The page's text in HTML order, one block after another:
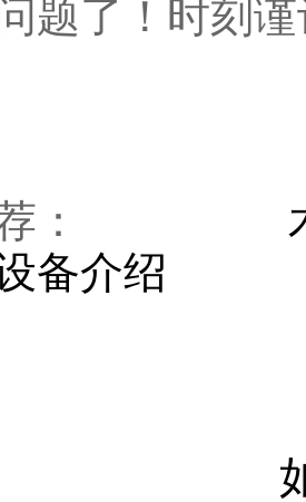
题了！时刻
推荐：
备介绍